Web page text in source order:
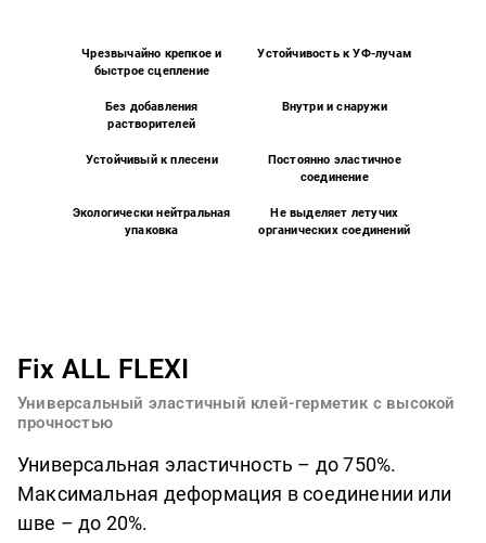
Чрезвычайно крепкое и
быстрое сцепление
Устойчивость к УФ-лучам
Без добавления
растворителей
Внутри и снаружи
Устойчивый к плесени
Постоянно эластичное
соединение
Экологически нейтральная
упаковка
Не выделяет летучих
органических соединений
Fix ALL FLEXI
Универсальный эластичный клей-герметик с высокой
прочностью
Универсальная эластичность – до 750%.
Максимальная деформация в соединении или
шве – до 20%.